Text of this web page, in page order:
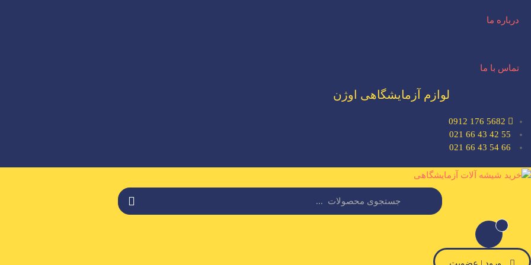
درباره ما
تماس با ما
لوازم آزمایشگاهی اوژن
5682 176 0912
55 42 43 66 021
66 54 43 66 021
ورود | عضویت